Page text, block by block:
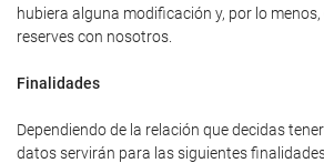
hubiera alguna modificación y, por lo
reserves con nosotros.
Finalidades
Dependiendo de la relación que decidas
datos servirán para las siguientes